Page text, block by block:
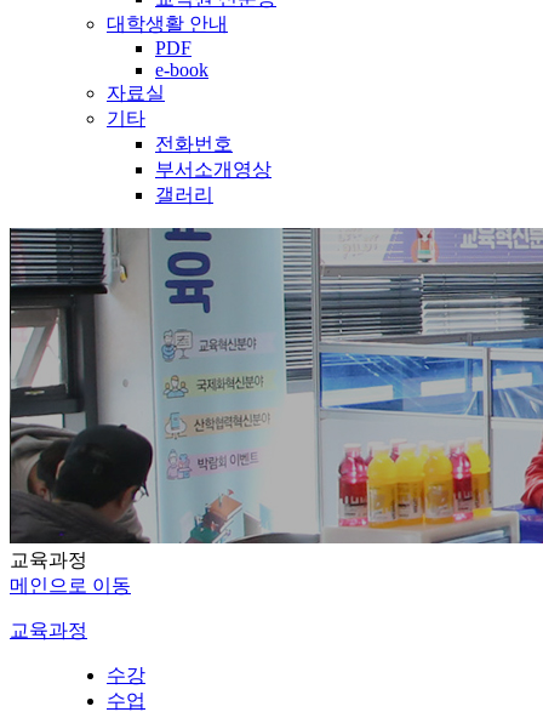
대학생활 안내
PDF
e-book
자료실
기타
전화번호
부서소개영상
갤러리
교육과정
메인으로 이동
교육과정
수강
수업